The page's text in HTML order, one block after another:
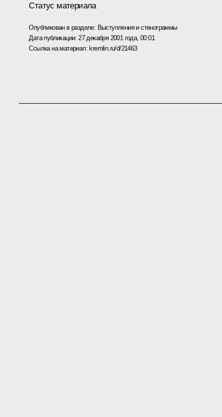
Статус материала
Опубликован в разделе: Выступления и стенограммы
Дата публикации: 27 декабря 2001 года, 00:01
Ссылка на материал:kremlin.ru/d/21463